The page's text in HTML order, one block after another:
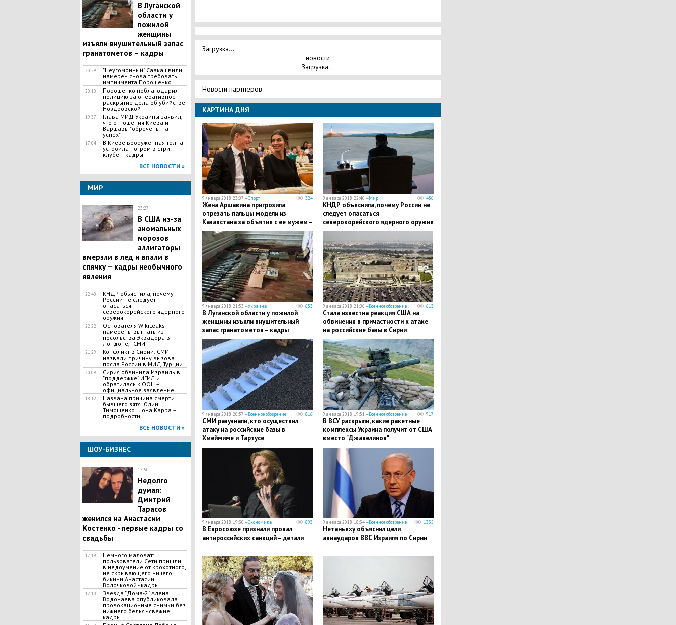
В Луганской
области у
пожилой
женщины
изъяли внушительный запас
гранатометов – кадры
20:29
"Неугомонный" Саакашвили
намерен снова требовать
импичмента Порошенко
20:10
Порошенко поблагодарил
полицию за оперативное
раскрытие дела об убийстве
Ноздровской
19:37
Глава МИД Украины заявил,
что отношения Киева и
Варшавы "обречены на
успех"
17:04
В Киеве вооруженная толпа
устроила погром в стрип-
клубе – кадры
ВСЕ НОВОСТИ »
МИР
23:27
В США из-за
аномальных
морозов
аллигаторы
вмерзли в лед и впали в
спячку – кадры необычного
явления
22:40
КНДР объяснила, почему
России не следует
опасаться
северокорейского ядерного
оружия
22:22
Основателя WikiLeaks
намерены выгнать из
посольства Эквадора в
Лондоне, - СМИ
21:29
Конфликт в Сирии: СМИ
назвали причину вызова
посла России в МИД Турции
20:09
Сирия обвинила Израиль в
"поддержке" ИГИЛ и
обратилась к ООН –
официальное заявление
18:12
Названа причина смерти
бывшего зятя Юлии
Тимошенко Шона Карра –
подробности
ВСЕ НОВОСТИ »
ШОУ-БИЗНЕС
17:50
Недолго
думая:
Дмитрий
Тарасов
женился на Анастасии
Костенко - первые кадры со
свадьбы
17:19
Немного маловат:
пользователи Сети пришли
в недоумение от крохотного,
не скрывающего ничего,
бикини Анастасии
Волочковой - кадры
17:10
Звезда "Дома-2" Алена
Водонаева опубликовала
провокационные снимки без
нижнего белья - свежие
кадры
Загрузка...
новости
Загрузка...
Новости партнеров
КАРТИНА ДНЯ
9 января 2018, 23:07 —Спорт 324
Жена Аршавина пригрозила
отрезать пальцы модели из
Казахстана за объятия с ее мужем –
подробности
9 января 2018, 22:40 —Мир 456
КНДР объяснила, почему России не
следует опасаться
северокорейского ядерного оружия
9 января 2018, 21:53 —Украина 653
В Луганской области у пожилой
женщины изъяли внушительный
запас гранатометов – кадры
9 января 2018, 21:06 —Военное обозрение 613
Стала известна реакция США на
обвинения в причастности к атаке
на российские базы в Сирии
9 января 2018, 20:57 —Военное обозрение 816
СМИ разузнали, кто осуществил
атаку на российские базы в
Хмеймиме и Тартусе
9 января 2018, 19:51 —Военное обозрение 917
В ВСУ раскрыли, какие ракетные
комплексы Украина получит от США
вместо "Джавелинов"
9 января 2018, 19:30 —Экономика 893
В Евросоюзе признали провал
антироссийских санкций – детали
9 января 2018, 18:34 —Военное обозрение 1335
Нетаньяху объяснил цели
авиаударов ВВС Израиля по Сирии